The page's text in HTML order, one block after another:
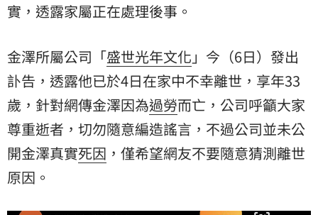
實，透露家屬正在處理後事。
金澤所屬公司「盛世光年文化 」今（6日）發出
訃告，透露他已於4日在家中不幸離世，享年33
歲，針對網傳金澤因為過勞而亡，公司呼籲大家
尊重逝者，切勿隨意編造謠言，不過公司並未公
開金澤真實死因 ，僅希望網友不要隨意猜測離世
原因。